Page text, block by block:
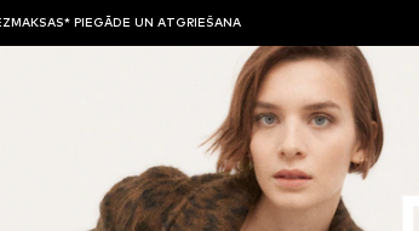
PIEGĀDE UN ATGRIEŠANA